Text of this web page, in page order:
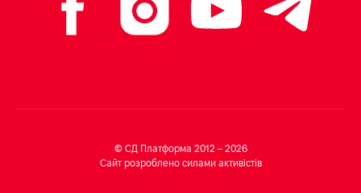
© СД Платформа 2012 – 2026
Сайт розроблено силами активістів